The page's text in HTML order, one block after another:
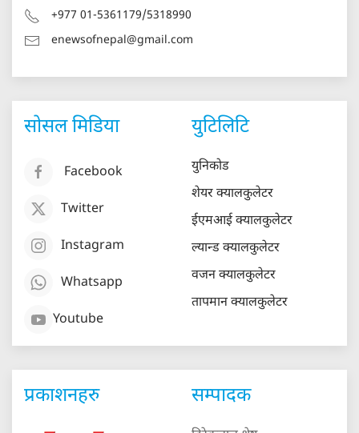
+977 01-5361179/5318990
enewsofnepal@gmail.com
सोसल मिडिया
Facebook
Twitter
Instagram
Whatsapp
Youtube
युटिलिटि
युनिकोड
शेयर क्यालकुलेटर
ईएमआई क्यालकुलेटर
ल्यान्ड क्यालकुलेटर
वजन क्यालकुलेटर
तापमान क्यालकुलेटर
प्रकाशनहरु सम्पादक